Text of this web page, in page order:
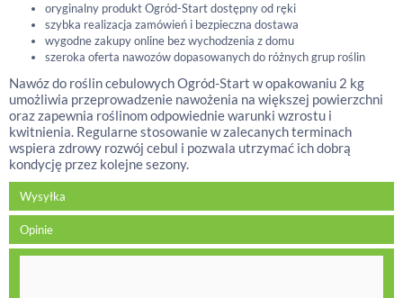
oryginalny produkt Ogród-Start dostępny od ręki
szybka realizacja zamówień i bezpieczna dostawa
wygodne zakupy online bez wychodzenia z domu
szeroka oferta nawozów dopasowanych do różnych grup roślin
Nawóz do roślin cebulowych Ogród-Start w opakowaniu 2 kg
umożliwia przeprowadzenie nawożenia na większej powierzchni
oraz zapewnia roślinom odpowiednie warunki wzrostu i
kwitnienia. Regularne stosowanie w zalecanych terminach
wspiera zdrowy rozwój cebul i pozwala utrzymać ich dobrą
kondycję przez kolejne sezony.
Wysyłka
Opinie